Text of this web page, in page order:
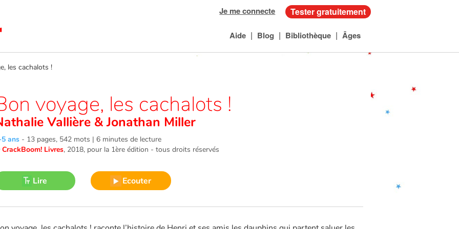
Je me connecte Tester gratuitement
Aide | Blog | Bibliothèque | Âges
les cachalots !
voyage, les cachalots !
Vallière &Jonathan Miller
ans - 13 pages, 542 mots | 6 minutes de lecture
CrackBoom! Livres, 2018, pour la 1ère édition - tous droits réservés
Lire Ecouter